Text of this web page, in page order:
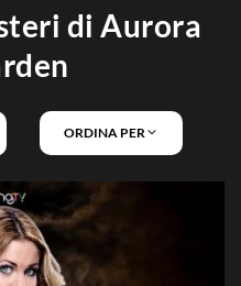
di Aurora
ORDINA PER